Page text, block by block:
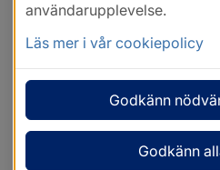
användarupplevelse.
Läs mer i vår cookiepolicy
Godkänn
Godkänn